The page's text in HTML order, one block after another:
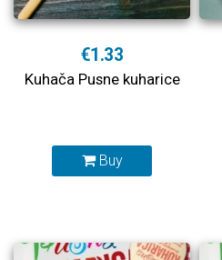
€1.33
Kuhača Pusne kuharice
Buy